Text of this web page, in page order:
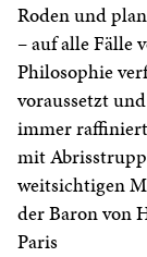
Roden und
– auf alle Fälle
Philosophie
voraussetzt
immer
mit
weitsichtigen
der Baron von
Paris